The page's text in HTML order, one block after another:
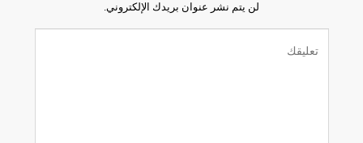
لن يتم نشر عنوان بريدك الإلكتروني.